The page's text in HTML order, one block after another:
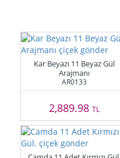
Kar Beyazı 11 Beyaz Gül
Arajmanı
AR0133
2,889.98TL